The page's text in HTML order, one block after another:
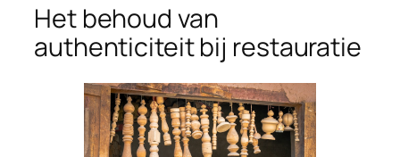
Het behoud van
authenticiteit bij restauratie